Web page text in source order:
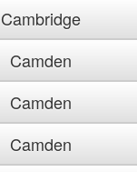
Cambridge
Camden
Camden
Camden